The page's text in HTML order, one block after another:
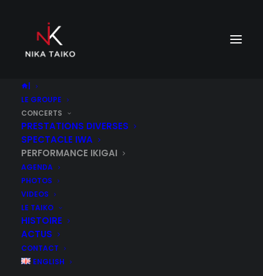
LE GROUPE
CONCERTS
PRESTATIONS DIVERSES
SPECTACLE IWA
PERFORMANCE IKIGAI
AGENDA
PHOTOS
VIDEOS
LE TAIKO
HISTOIRE
ACTUS
CONTACT
ENGLISH